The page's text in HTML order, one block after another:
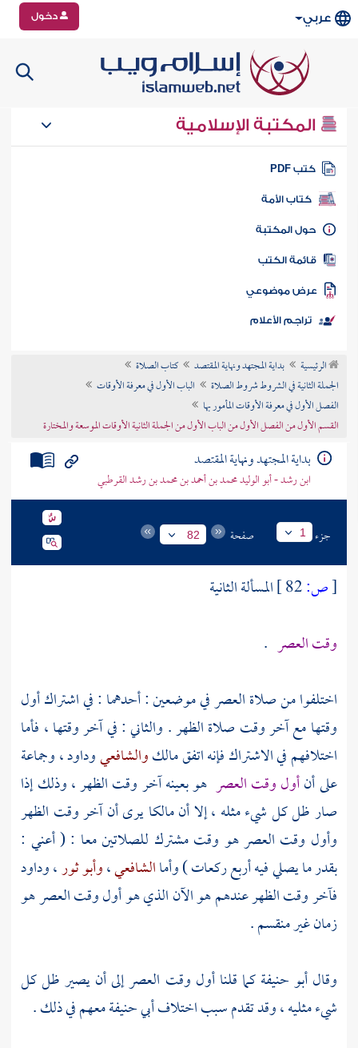
عربي دخول
المكتبة الإسلامية
كتب PDF
كتاب الأمة
المكتبة
الكتب
موضوعي
تراجم الأعلام
الرئيسية بداية المجتهد ونهاية المقتصد
كتاب الصلاة
الجملة الثانية في الشروط شروط الصلاة
الباب الأول في معرفة الأوقات
الفصل الأول في معرفة الأوقات المأمور بها
القسم الأول من الفصل الأول من الباب الأول من الجملة الثانية الأوقات الموسعة والمختارة
بداية المجتهد ونهاية المقتصد
ابن رشد - أبو الوليد محمد بن أحمد بن محمد بن رشد القرطبي
جزء 1 صفحة 82
[ص:
المسألة الثانية
وقت العصر .
اختلفوا من صلاة العصر في موضعين : أحدهما : في اشتراك أول
وقتها مع آخر وقت صلاة الظهر . والثاني : في آخر وقتها ، فأما
اختلافهم في الاشتراك فإنه اتفقمالكوالشافعيوداود، وجماعة
على أنأول وقت العصر هو بعينه آخر وقت الظهر ، وذلك إذا
صار ظل كل شيء مثله ، إلا أنمالكايرى أن آخر وقت الظهر
وأول وقت العصر هو وقت مشترك للصلاتين معا : ( أعني :
بقدر ما يصلي فيه أربع ركعات ) وأماالشافعي،وأبو ثور،وداود
فآخر وقت الظهر عندهم هو الآن الذي هو أول وقت العصر هو
زمان غير منقسم .
وقالأبو حنيفةكما قلنا أول وقت العصر إلى أن يصير ظل كل
شيء مثليه ، وقد تقدم سبب اختلافأبي حنيفةمعهم في ذلك .